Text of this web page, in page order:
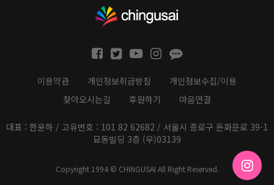
이용약관 개인정보취급방침
개인정보수집/이용
찾아오시는길
후원하기 마음연결
대표 : 한윤하 / 고유번호 : 101 82 62682 / 서울시 종로구 돈화문로 39-1
묘동빌딩 3층 (우)03139
Copyright 1994 © CHINGUSAI All Right Reserved.